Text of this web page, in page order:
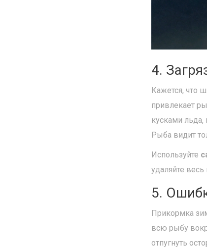
4.
Кажется, что
привлекает
кусками льда,
Рыба видит
Используйте
удаляйте
5.
Прикормка
всю рыбу
отпугнуть